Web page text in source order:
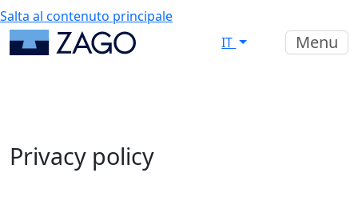
Salta al contenuto principale
IT
Menu
Privacy policy